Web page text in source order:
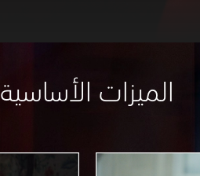
الميزات الأساسية